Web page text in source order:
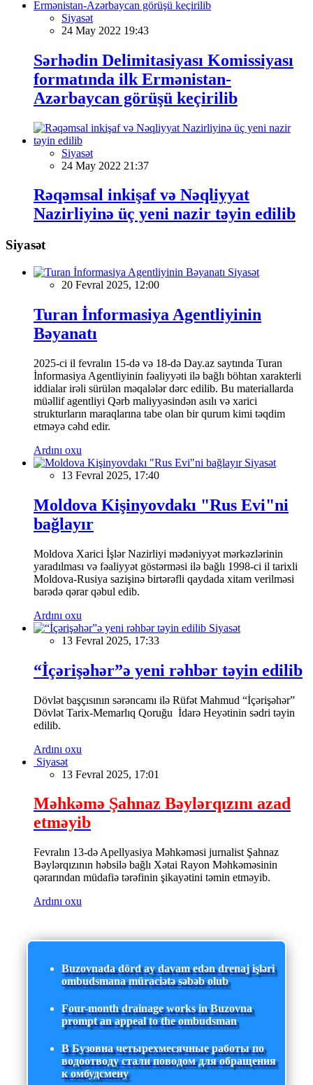
Siyasət
24 May 2022 19:43
Sərhədin Delimitasiyası Komissiyası
formatında ilk Ermənistan-
Azərbaycan görüşü keçirilib
Siyasət
24 May 2022 21:37
Rəqəmsal inkişaf və Nəqliyyat
Nazirliyinə üç yeni nazir təyin edilib
Siyasət
Siyasət
20 Fevral 2025, 12:00
Turan İnformasiya Agentliyinin
Bəyanatı
2025-ci il fevralın 15-də və 18-də Day.az saytında Turan
İnformasiya Agentliyinin fəaliyyəti ilə bağlı böhtan xarakterli
iddialar irəli sürülən məqalələr dərc edilib. Bu materiallarda
müəllif agentliyi Qərb maliyyəsindən asılı və xarici
strukturların maraqlarına tabe olan bir qurum kimi təqdim
etməyə cəhd edir.
Ardını oxu
Siyasət
13 Fevral 2025, 17:40
Moldova Kişinyovdakı "Rus Evi"ni
bağlayır
Moldova Xarici İşlər Nazirliyi mədəniyyət mərkəzlərinin
yaradılması və fəaliyyət göstərməsi ilə bağlı 1998-ci il tarixli
Moldova-Rusiya sazişinə birtərəfli qaydada xitam verilməsi
barədə qərar qəbul edib.
Ardını oxu
Siyasət
13 Fevral 2025, 17:33
“İçərişəhər”ə yeni rəhbər təyin edilib
Dövlət başçısının sərəncamı ilə Rüfət Mahmud “İçərişəhər”
Dövlət Tarix-Memarlıq Qoruğu İdarə Heyətinin sədri təyin
edilib.
Ardını oxu
Siyasət
13 Fevral 2025, 17:01
Məhkəmə Şahnaz Bəylərqızını azad
etməyib
Fevralın 13-də Apellyasiya Məhkəməsi jurnalist Şahnaz
Bəylərqızının həbsilə bağlı Xətai Rayon Məhkəməsinin
qərarından müdafiə tərəfinin şikayətini təmin etməyib.
Ardını oxu
Buzovnada dörd ay davam edən drenaj işləri
ombudsmana müraciətə səbəb olub
Four-month drainage works in Buzovna
prompt an appeal to the ombudsman
В Бузовна четырехмесячные работы по
водоотводу стали поводом для обращения
к омбудсмену